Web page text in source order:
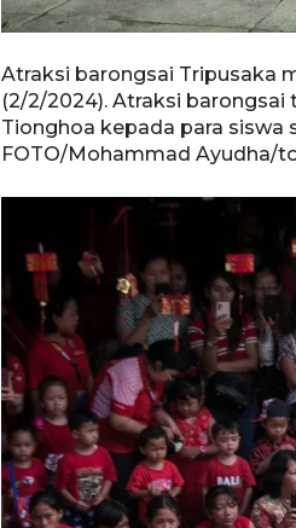
Atraksi barongsai Tripusaka
(2/2/2024). Atraksi
Tionghoa kepada para siswa
FOTO/Mohammad Ayudha/